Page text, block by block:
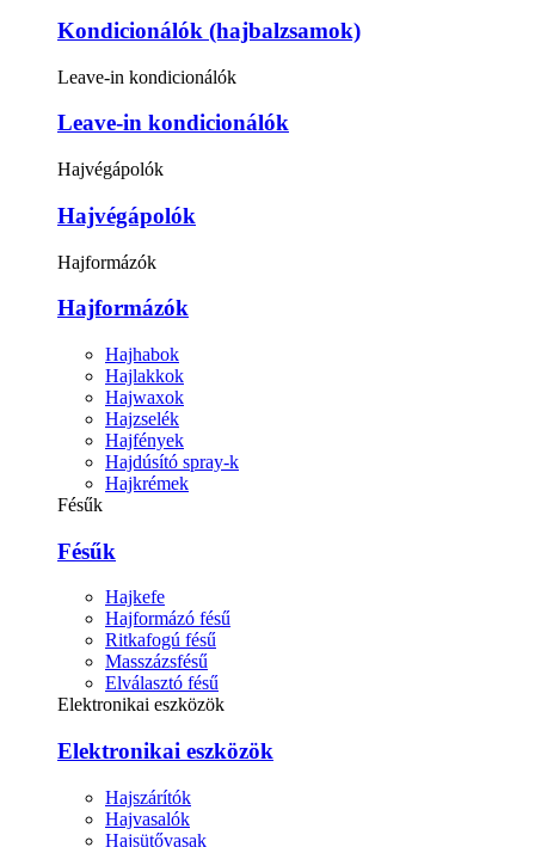
Kondicionálók (hajbalzsamok)
Leave-in kondicionálók
Leave-in kondicionálók
Hajvégápolók
Hajvégápolók
Hajformázók
Hajformázók
Hajhabok
Hajlakkok
Hajwaxok
Hajzselék
Hajfények
Hajdúsító spray-k
Hajkrémek
Fésűk
Fésűk
Hajkefe
Hajformázó fésű
Ritkafogú fésű
Masszázsfésű
Elválasztó fésű
Elektronikai eszközök
Elektronikai eszközök
Hajszárítók
Hajvasalók
Hajsütővasak